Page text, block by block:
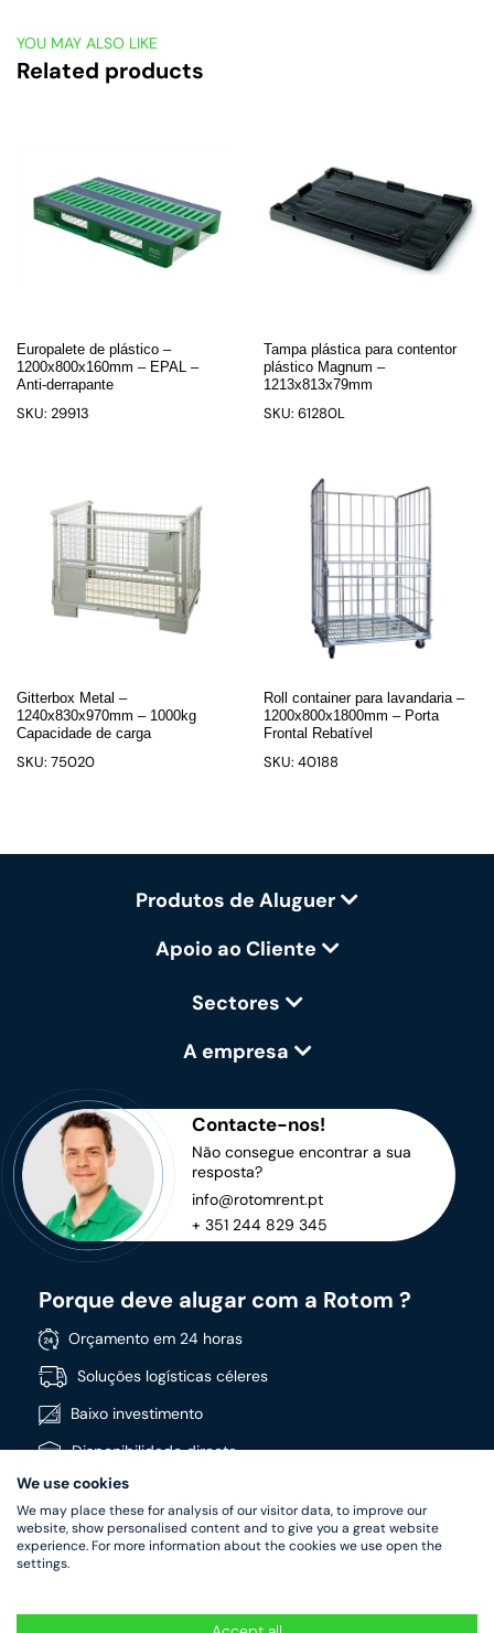
YOU MAY ALSO LIKE
Related products
Europalete de plástico –
1200x800x160mm – EPAL –
Anti-derrapante
SKU: 29913
Tampa plástica para contentor
plástico Magnum –
1213x813x79mm
SKU: 61280L
Gitterbox Metal –
1240x830x970mm – 1000kg
Capacidade de carga
SKU: 75020
Roll container para lavandaria –
1200x800x1800mm – Porta
Frontal Rebatível
SKU: 40188
Produtos de Aluguer
Apoio ao Cliente
Sectores
A empresa
Contacte-nos!
Não consegue encontrar a sua
resposta?
info@rotomrent.pt
+ 351 244 829 345
Porque deve alugar com a Rotom ?
Orçamento em 24 horas
Soluções logísticas céleres
Baixo investimento
Disponibilidade directa
Vasta gama de produtos
Produtos de alta qualidade
We use cookies
We may place these for analysis of our visitor data, to improve our
website, show personalised content and to give you a great website
experience. For more information about the cookies we use open the
settings.